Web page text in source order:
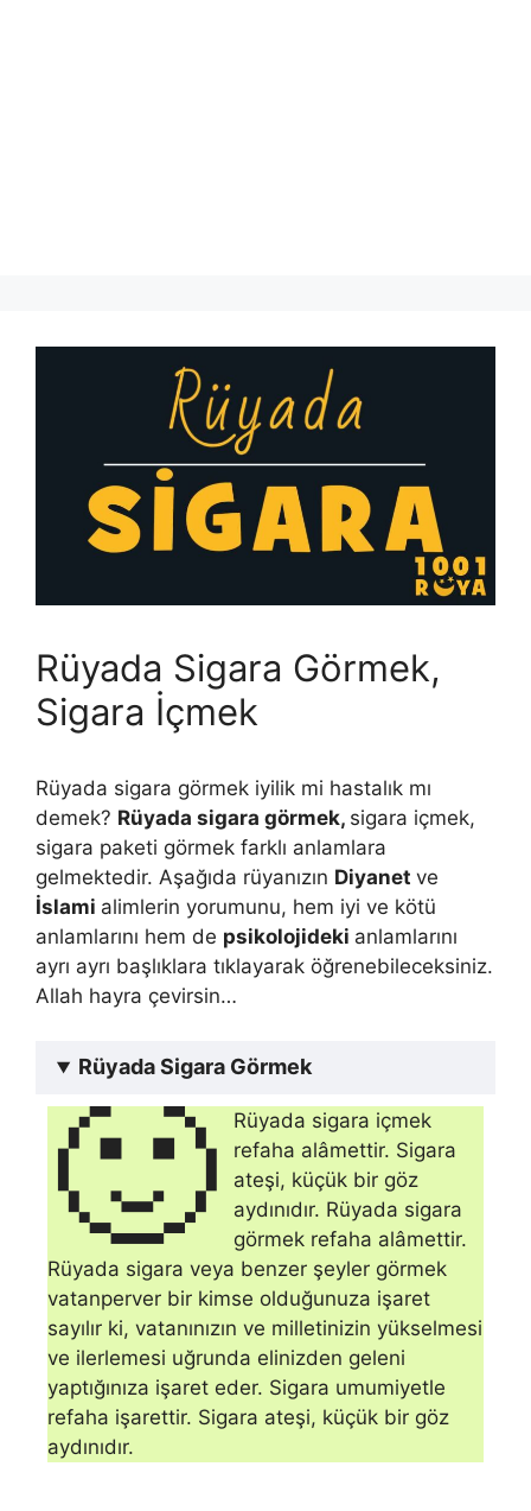
Rüyada Sigara Görmek,
Sigara İçmek
Rüyada sigara görmek iyilik mi hastalık mı
demek? Rüyada sigara görmek, sigara içmek,
sigara paketi görmek farklı anlamlara
gelmektedir. Aşağıda rüyanızın Diyanet ve
İslami alimlerin yorumunu, hem iyi ve kötü
anlamlarını hem de psikolojideki anlamlarını
ayrı ayrı başlıklara tıklayarak öğrenebileceksiniz.
Allah hayra çevirsin…
Rüyada Sigara Görmek
🙂
Rüyada sigara içmek
refaha alâmettir. Sigara
ateşi, küçük bir göz
aydınıdır. Rüyada sigara
görmek refaha alâmettir.
Rüyada sigara veya benzer şeyler görmek
vatanperver bir kimse olduğunuza işaret
sayılır ki, vatanınızın ve milletinizin yükselmesi
ve ilerlemesi uğrunda elinizden geleni
yaptığınıza işaret eder. Sigara umumiyetle
refaha işarettir. Sigara ateşi, küçük bir göz
aydınıdır.